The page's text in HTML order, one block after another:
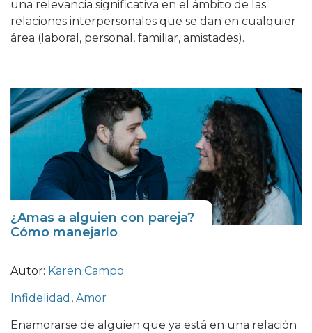
una relevancia significativa en el ámbito de las
relaciones interpersonales que se dan en cualquier
área (laboral, personal, familiar, amistades).
¿Amas a alguien con pareja?
Cómo manejarlo
Autor: Karen Campo
Infidelidad, Amor
Enamorarse de alguien que ya está en una relación